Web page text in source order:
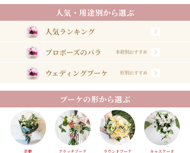
人気・用途別から選ぶ
人気ランキング
プロポーズのバラ 本数別おすすめ
ウェディングブーケ 形別おすすめ
ブーケの形から選ぶ
花束 クラッチブーケ ラウンドブーケ キャスケード